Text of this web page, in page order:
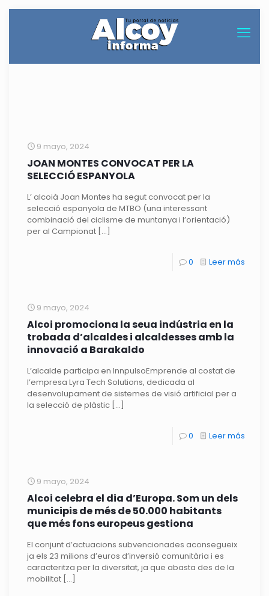
9 mayo, 2024
JOAN MONTES CONVOCAT PER LA
SELECCIÓ ESPANYOLA
L’ alcoià Joan Montes ha segut convocat per la
selecció espanyola de MTBO (una interessant
combinació del ciclisme de muntanya i l’orientació)
per al Campionat […]
0 Leer más
9 mayo, 2024
Alcoi promociona la seua indústria en la
trobada d’alcaldes i alcaldesses amb la
innovació a Barakaldo
L’alcalde participa en InnpulsoEmprende al costat de
l’empresa Lyra Tech Solutions, dedicada al
desenvolupament de sistemes de visió artificial per a
la selecció de plàstic […]
0 Leer más
9 mayo, 2024
Alcoi celebra el dia d’Europa. Som un dels
municipis de més de 50.000 habitants
que més fons europeus gestiona
El conjunt d’actuacions subvencionades aconsegueix
ja els 23 milions d’euros d’inversió comunitària i es
caracteritza per la diversitat, ja que abasta des de la
mobilitat […]